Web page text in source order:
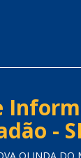
-